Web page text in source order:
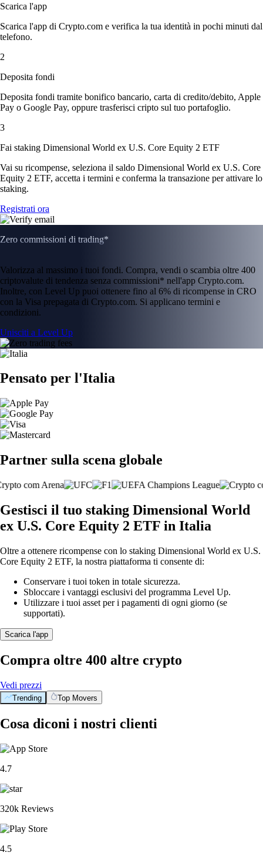
Scarica l'app
Scarica l'app di Crypto.com e verifica la tua identità in pochi minuti dal
telefono.
2
Deposita fondi
Deposita fondi tramite bonifico bancario, carta di credito/debito, Apple
Pay o Google Pay, oppure trasferisci cripto sul tuo portafoglio.
3
Fai staking Dimensional World ex U.S. Core Equity 2 ETF
Vai su ricompense, seleziona il saldo Dimensional World ex U.S. Core
Equity 2 ETF, accetta i termini e conferma la transazione per attivare lo
staking.
Registrati ora
Zero commissioni di trading*
Valorizza al massimo i tuoi fondi. Compra, vendi o scambia oltre 400
criptovalute di tendenza senza commissioni* nell'app Crypto.com.
Inoltre, con Level Up puoi ottenere fino al 6% di ricompense in CRO
con la Visa prepagata di Crypto.com. Si applicano termini e
condizioni.
Unisciti a Level Up
Pensato per l'Italia
Partner sulla scena globale
Gestisci il tuo staking Dimensional World
ex U.S. Core Equity 2 ETF in Italia
Oltre a ottenere ricompense con lo staking Dimensional World ex U.S.
Core Equity 2 ETF, la nostra piattaforma ti consente di:
Conservare i tuoi token in totale sicurezza.
Sbloccare i vantaggi esclusivi del programma Level Up.
Utilizzare i tuoi asset per i pagamenti di ogni giorno (se
supportati).
Scarica l'app
Compra oltre 400 altre crypto
Vedi prezzi
Trending Top Movers
Cosa diconi i nostri clienti
4.7
320k Reviews
4.5